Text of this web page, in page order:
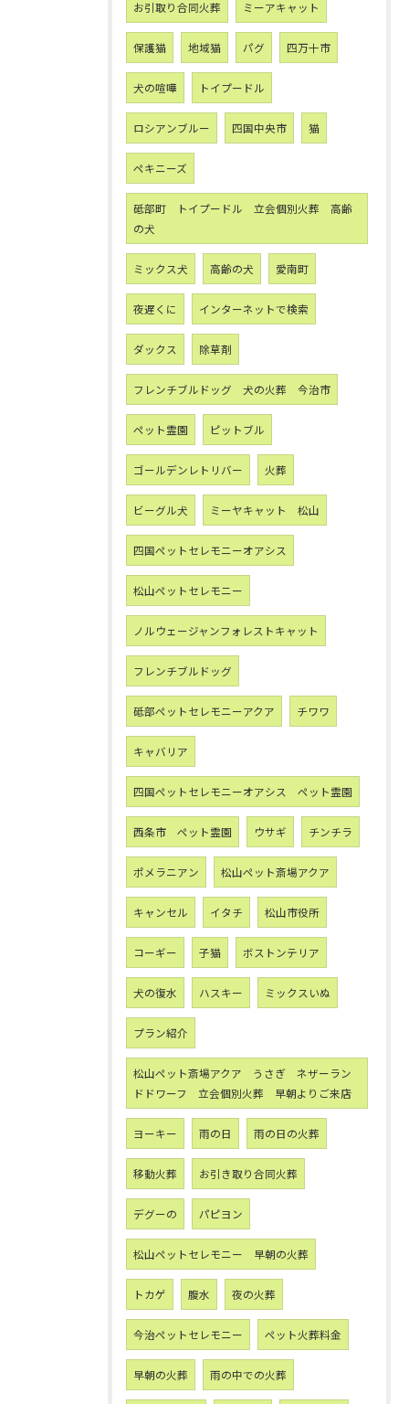
お引取り合同火葬 ミーアキャット
保護猫 地域猫 パグ 四万十市
犬の喧嘩 トイプードル
ロシアンブルー 四国中央市 猫
ペキニーズ
砥部町 トイプードル 立会個別火葬 高齢
の犬
ミックス犬 高齢の犬 愛南町
夜遅くに インターネットで検索
ダックス 除草剤
フレンチブルドッグ 犬の火葬 今治市
ペット霊園 ピットブル
ゴールデンレトリバー 火葬
ビーグル犬 ミーヤキャット 松山
四国ペットセレモニーオアシス
松山ペットセレモニー
ノルウェージャンフォレストキャット
フレンチブルドッグ
砥部ペットセレモニーアクア チワワ
キャバリア
四国ペットセレモニーオアシス ペット霊園
西条市 ペット霊園 ウサギ チンチラ
ポメラニアン 松山ペット斎場アクア
キャンセル イタチ 松山市役所
コーギー 子猫 ボストンテリア
犬の復水 ハスキー ミックスいぬ
プラン紹介
松山ペット斎場アクア うさぎ ネザーラン
ドドワーフ 立会個別火葬 早朝よりご来店
ヨーキー 雨の日 雨の日の火葬
移動火葬 お引き取り合同火葬
デグーの パピヨン
松山ペットセレモニー 早朝の火葬
トカゲ 腹水 夜の火葬
今治ペットセレモニー ペット火葬料金
早朝の火葬 雨の中での火葬